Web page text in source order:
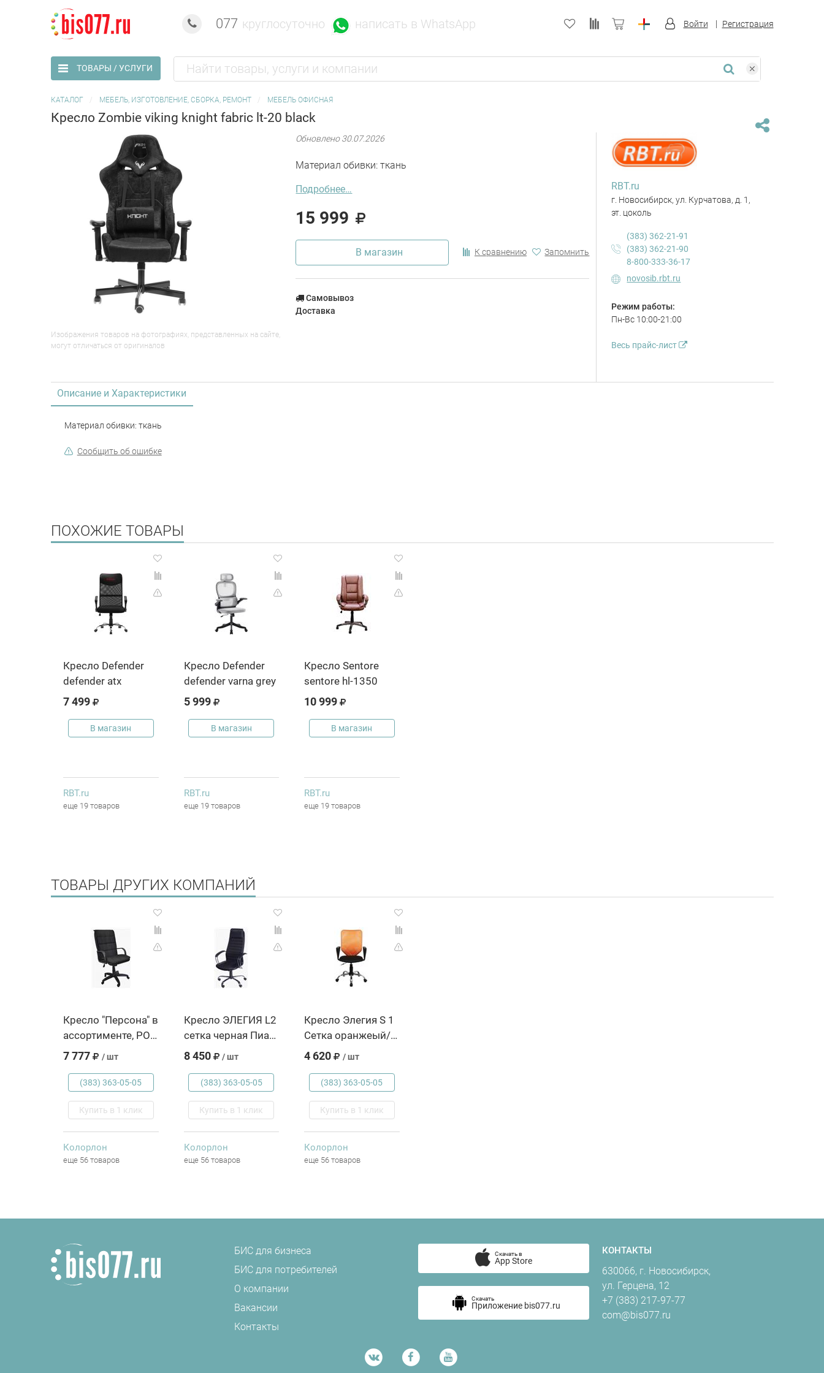
077 круглосуточно написать в WhatsApp Войти Регистрация
ТОВАРЫ / УСЛУГИ
КАТАЛОГ МЕБЕЛЬ, ИЗГОТОВЛЕНИЕ, СБОРКА, РЕМОНТ МЕБЕЛЬ ОФИСНАЯ
Кресло Zombie viking knight fabric lt-20 black
Обновлено 30.07.2026
Материал обивки: ткань
Подробнее…
15 999
В магазин К сравнению Запомнить
Самовывоз
Доставка
RBT.ru
г. Новосибирск, ул. Курчатова, д. 1,
эт. цоколь
(383) 362-21-91
(383) 362-21-90
8-800-333-36-17
novosib.rbt.ru
Режим работы:
Пн-Вс 10:00-21:00
Весь прайс-лист
Изображения товаров на фотографиях, представленных на сайте,
могут отличаться от оригиналов
Описание и Характеристики
Материал обивки: ткань
Сообщить об ошибке
ПОХОЖИЕ ТОВАРЫ
Кресло Defender
defender atx
7 499
В магазин
RBT.ru
еще 19 товаров
Кресло Defender
defender varna grey
5 999
В магазин
RBT.ru
еще 19 товаров
Кресло Sentore
sentore hl-1350
10 999
В магазин
RBT.ru
еще 19 товаров
ТОВАРЫ ДРУГИХ КОМПАНИЙ
Кресло "Персона" в
ассортименте, РОССИЯ, код 5910602489, штрихкод , артикул
7 777 / шт
(383) 363-05-05
Купить в 1 клик
Колорлон
еще 56 товаров
Кресло ЭЛЕГИЯ L2
сетка черная Пиастра подлокотники хром Пятилучие Директор, РОССИЯ, код 59106020060
8 450 / шт
(383) 363-05-05
Купить в 1 клик
Колорлон
еще 56 товаров
Кресло Элегия S 1
Сетка оранжеый/черный Пиастра, Россия, код 59106020056
4 620 / шт
(383) 363-05-05
Купить в 1 клик
Колорлон
еще 56 товаров
БИС для бизнеса
БИС для потребителей
О компании
Вакансии
Контакты
Скачать в
App Store
Скачать
Приложение bis077.ru
КОНТАКТЫ
630066, г. Новосибирск,
ул. Герцена, 12
+7 (383) 217-97-77
com@bis077.ru